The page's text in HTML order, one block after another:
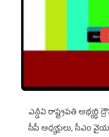
ఎన్డీఏ రాష్ట్ర‌ప‌తి
సీపీ అధ్య‌క్షులు, సీఎం